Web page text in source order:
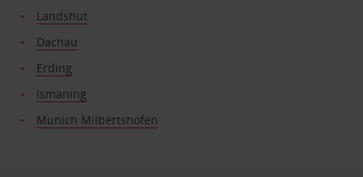
Landshut
Dachau
Erding
Ismaning
Munich Milbertshofen